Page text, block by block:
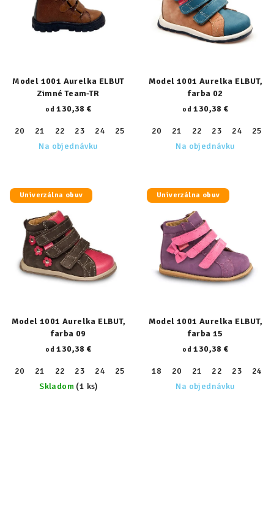
Model 1001 Aurelka ELBUT
Zimné Team-TR
od 130,38 €
20 21 22 23 24 25 27 28 29 30 31
32
Na objednávku
Model 1001 Aurelka ELBUT,
farba 02
od 130,38 €
20 21 22 23 24 25
Na objednávku
Univerzálna obuv
Model 1001 Aurelka ELBUT,
farba 09
od 130,38 €
20 21 22 23 24 25 27 28 29 30 31
32
Skladom (1 ks)
Univerzálna obuv
Model 1001 Aurelka ELBUT,
farba 15
od 130,38 €
18 20 21 22 23 24
Na objednávku